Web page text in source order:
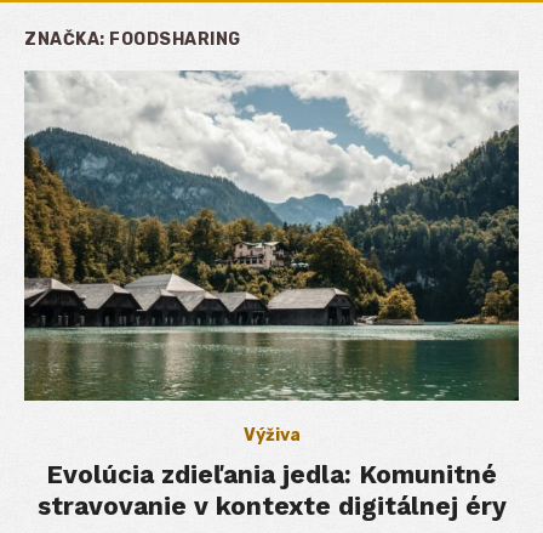
ZNAČKA: FOODSHARING
Výživa
Evolúcia zdieľania jedla: Komunitné
stravovanie v kontexte digitálnej éry